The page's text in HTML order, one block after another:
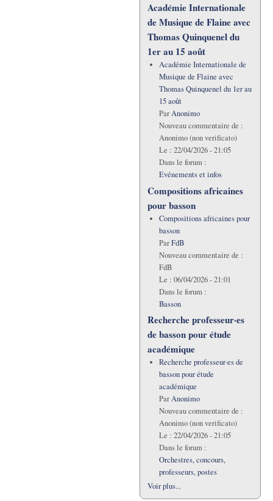
Académie Internationale
de Musique de Flaine avec
Thomas Quinquenel du
1er au 15 août
Académie Internationale de
Musique de Flaine avec
Thomas Quinquenel du 1er au
15 août
ParAnonimo
Nouveau commentaire de :
Anonimo (non verificato)
Le : 22/04/2026 - 21:05
Dans le forum :
Evénements et infos
Compositions africaines
pour basson
Compositions africaines pour
basson
ParFdB
Nouveau commentaire de :
FdB
Le : 06/04/2026 - 21:01
Dans le forum :
Basson
Recherche professeur·es
de basson pour étude
académique
Recherche professeur·es de
basson pour étude
académique
ParAnonimo
Nouveau commentaire de :
Anonimo (non verificato)
Le : 22/04/2026 - 21:05
Dans le forum :
Orchestres, concours,
professeurs, postes
Voir plus...